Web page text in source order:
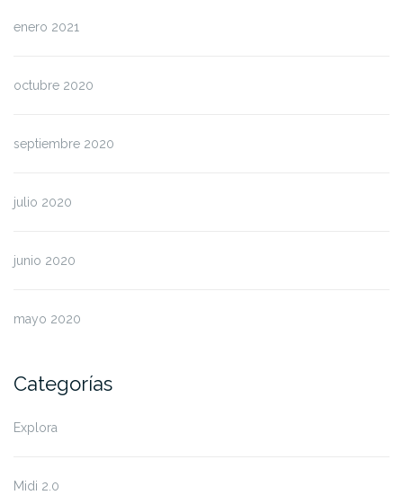
enero 2021
octubre 2020
septiembre 2020
julio 2020
junio 2020
mayo 2020
Categorías
Explora
Midi 2.0